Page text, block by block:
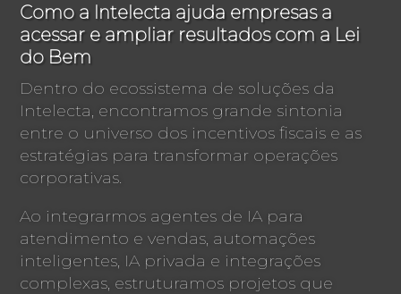
Como a Intelecta ajuda empresas a
acessar e ampliar resultados com a Lei
do Bem
Dentro do ecossistema de soluções da
Intelecta, encontramos grande sintonia
entre o universo dos incentivos fiscais e as
estratégias para transformar operações
corporativas.
Ao integrarmos agentes de IA para
atendimento e vendas, automações
inteligentes, IA privada e integrações
complexas, estruturamos projetos que